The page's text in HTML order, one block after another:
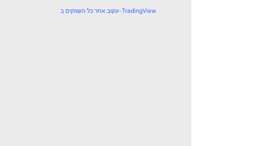
עקוב אחר כל השווקים ב-TradingView